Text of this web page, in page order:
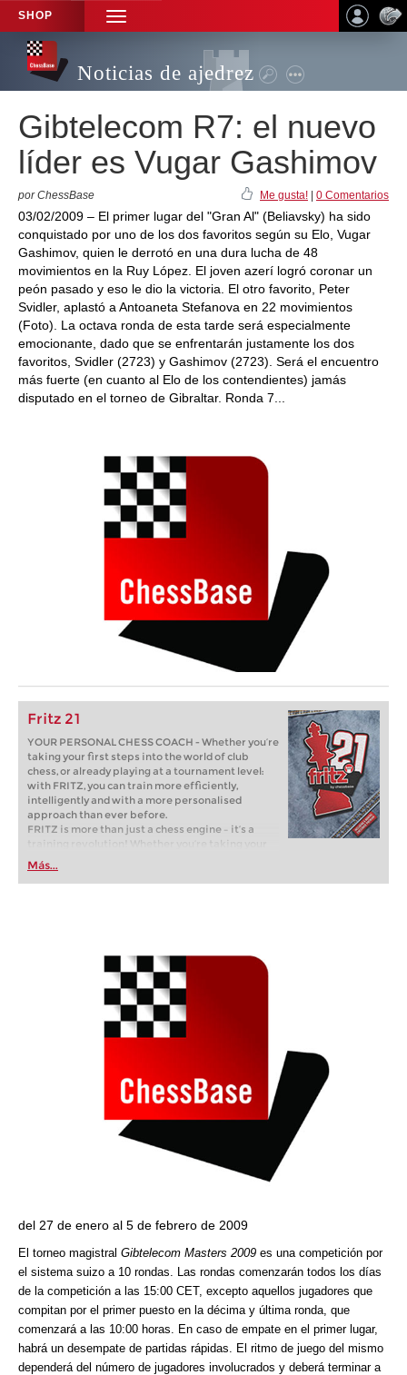
SHOP
TOGGLE
NAVIGATION
Noticias de ajedrez
Gibtelecom R7: el nuevo
líder es Vugar Gashimov
por ChessBase Me gusta! 0 Comentarios
03/02/2009 – El primer lugar del "Gran Al" (Beliavsky) ha sido
conquistado por uno de los dos favoritos según su Elo, Vugar
Gashimov, quien le derrotó en una dura lucha de 48
movimientos en la Ruy López. El joven azerí logró coronar un
peón pasado y eso le dio la victoria. El otro favorito, Peter
Svidler, aplastó a Antoaneta Stefanova en 22 movimientos
(Foto). La octava ronda de esta tarde será especialmente
emocionante, dado que se enfrentarán justamente los dos
favoritos, Svidler (2723) y Gashimov (2723). Será el encuentro
más fuerte (en cuanto al Elo de los contendientes) jamás
disputado en el torneo de Gibraltar. Ronda 7...
Fritz 21
YOUR PERSONAL CHESS COACH - Whether you’re
taking your first steps into the world of club
chess, or already playing at a tournament level:
with FRITZ, you can train more efficiently,
intelligently and with a more personalised
approach than ever before.
FRITZ is more than just a chess engine – it’s a
training revolution! Whether you’re taking your
first steps into the world of club chess, or already
playing at a tournament level: with FRITZ, you can
train more efficiently, intelligently and with a
Más...
del 27 de enero al 5 de febrero de 2009
El torneo magistral Gibtelecom Masters 2009 es una competición por
el sistema suizo a 10 rondas. Las rondas comenzarán todos los días
de la competición a las 15:00 CET, excepto aquellos jugadores que
compitan por el primer puesto en la décima y última ronda, que
comenzará a las 10:00 horas. En caso de empate en el primer lugar,
habrá un desempate de partidas rápidas. El ritmo de juego del mismo
dependerá del número de jugadores involucrados y deberá terminar a